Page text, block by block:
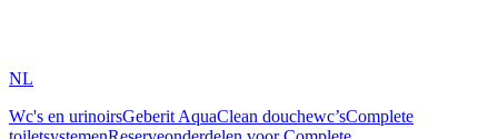
NL
Wc's en urinoirsGeberit AquaClean douchewc’sComplete